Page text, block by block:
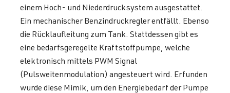
einem Hoch- und Niederdrucksystem ausgestattet.
Ein mechanischer Benzindruckregler entfällt. Ebenso
die Rücklaufleitung zum Tank. Stattdessen gibt es
eine bedarfsgeregelte Kraftstoffpumpe, welche
elektronisch mittels PWM Signal
(Pulsweitenmodulation) angesteuert wird. Erfunden
wurde diese Mimik, um den Energiebedarf der Pumpe